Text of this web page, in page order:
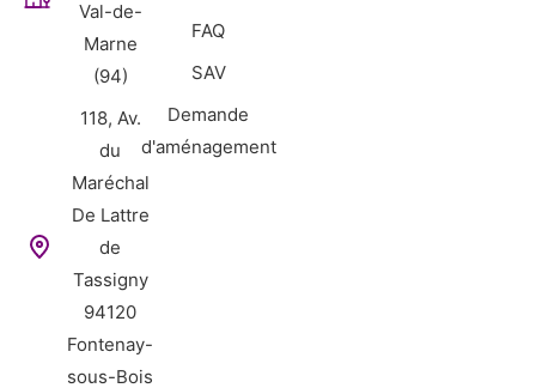
Val-de-
Marne
(94)
118, Av.
du
Maréchal
De Lattre
de
Tassigny
94120
Fontenay-
sous-Bois
FAQ
SAV
Demande
d'aménagement